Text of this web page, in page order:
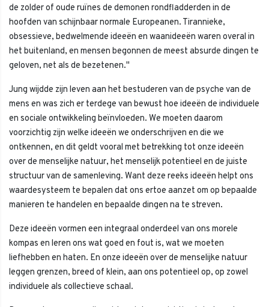
de zolder of oude ruïnes de demonen rondfladderden in de
hoofden van schijnbaar normale Europeanen. Tirannieke,
obsessieve, bedwelmende ideeën en waanideeën waren overal in
het buitenland, en mensen begonnen de meest absurde dingen te
geloven, net als de bezetenen."
Jung wijdde zijn leven aan het bestuderen van de psyche van de
mens en was zich er terdege van bewust hoe ideeën de individuele
en sociale ontwikkeling beïnvloeden. We moeten daarom
voorzichtig zijn welke ideeën we onderschrijven en die we
ontkennen, en dit geldt vooral met betrekking tot onze ideeën
over de menselijke natuur, het menselijk potentieel en de juiste
structuur van de samenleving. Want deze reeks ideeën helpt ons
waardesysteem te bepalen dat ons ertoe aanzet om op bepaalde
manieren te handelen en bepaalde dingen na te streven.
Deze ideeën vormen een integraal onderdeel van ons morele
kompas en leren ons wat goed en fout is, wat we moeten
liefhebben en haten. En onze ideeën over de menselijke natuur
leggen grenzen, breed of klein, aan ons potentieel op, op zowel
individuele als collectieve schaal.